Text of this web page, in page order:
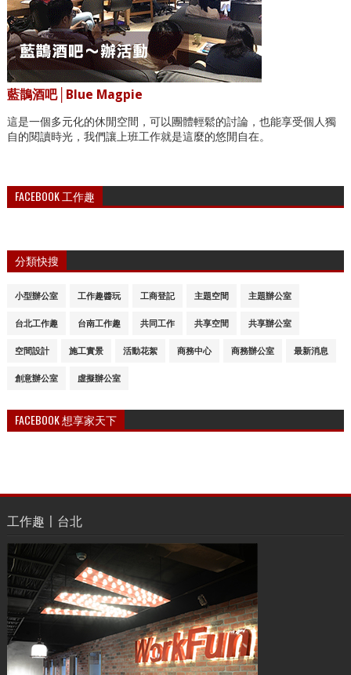
藍鵲酒吧│Blue Magpie
這是一個多元化的休閒空間，可以團體輕鬆的討論，也能享受個人獨
自的閱讀時光，我們讓上班工作就是這麼的悠閒自在。
FACEBOOK 工作趣
分類快搜
小型辦公室 工作趣醬玩 工商登記 主題空間 主題辦公室
台北工作趣 台南工作趣 共同工作 共享空間 共享辦公室
空間設計 施工實景 活動花絮 商務中心 商務辦公室 最新消息
創意辦公室 虛擬辦公室
FACEBOOK 想享家天下
工作趣〡台北